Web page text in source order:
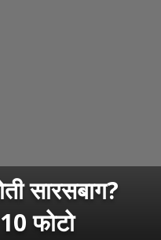
सारसबाग?
फोटो